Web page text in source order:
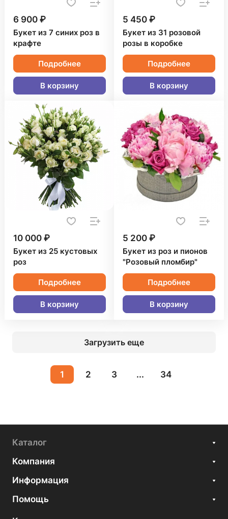
6 900 ₽
Букет из 7 синих роз в
крафте
Подробнее
В корзину
5 450 ₽
Букет из 31 розовой
розы в коробке
Подробнее
В корзину
10 000 ₽
Букет из 25 кустовых
роз
Подробнее
В корзину
5 200 ₽
Букет из роз и пионов
"Розовый пломбир"
Подробнее
В корзину
Загрузить еще
1 2 3 ... 34
Каталог
Компания
Информация
Помощь